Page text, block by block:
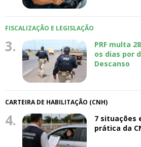
FISCALIZAÇÃO E LEGISLAÇÃO
3.
PRF multa
os dias por
Descanso
CARTEIRA DE HABILITAÇÃO (CNH)
4.
7 situações
prática da